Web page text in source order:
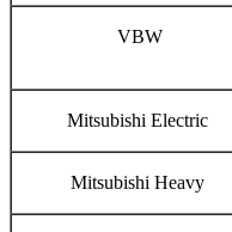
VBW
Mitsubishi Electric
Mitsubishi Heavy